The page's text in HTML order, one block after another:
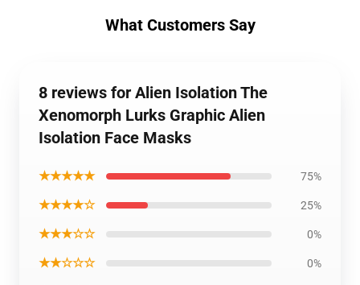
What Customers Say
8 reviews for Alien Isolation The
Xenomorph Lurks Graphic Alien
Isolation Face Masks
★★★★★ 75%
★★★★☆ 25%
★★★☆☆ 0%
★★☆☆☆ 0%